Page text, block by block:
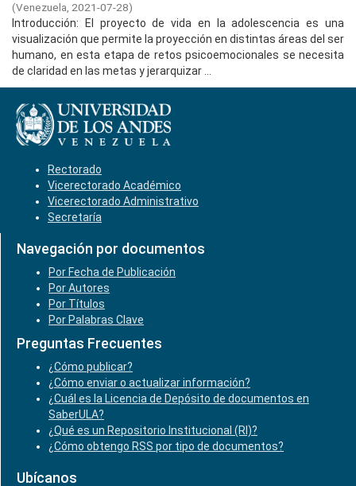
(Venezuela, 2021-07-28)
Introducción: El proyecto de vida en la adolescencia es una
visualización que permite la proyección en distintas áreas del ser
humano, en esta etapa de retos psicoemocionales se necesita
de claridad en las metas y jerarquizar ...
Rectorado
Vicerectorado Académico
Vicerectorado Administrativo
Secretaría
Navegación por documentos
Por Fecha de Publicación
Por Autores
Por Títulos
Por Palabras Clave
Preguntas Frecuentes
¿Cómo publicar?
¿Cómo enviar o actualizar información?
¿Cuál es la Licencia de Depósito de documentos en
SaberULA?
¿Qué es un Repositorio Institucional (RI)?
¿Cómo obtengo RSS por tipo de documentos?
Ubícanos